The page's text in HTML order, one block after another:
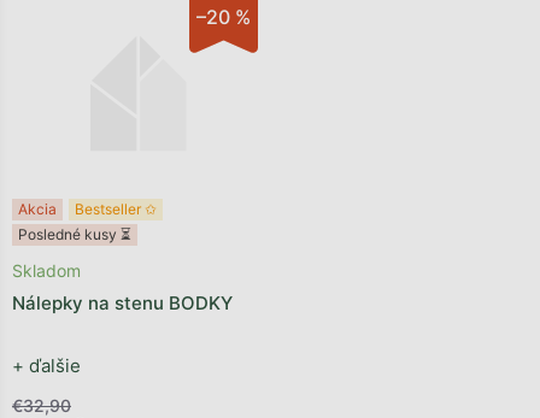
–20 %
Akcia
Bestseller ✩
Posledné kusy ⏳
Nálepky na stenu BODKY
+ ďalšie
Skladom
€32,90